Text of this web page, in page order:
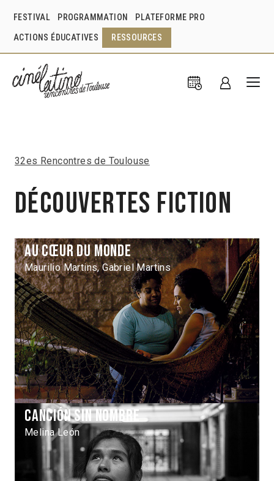
FESTIVAL PROGRAMMATION PLATEFORME PRO
ACTIONS ÉDUCATIVES RESSOURCES
32es Rencontres de Toulouse
Découvertes Fiction
Au cœur du monde
Maurilio Martins, Gabriel Martins
Canción sin nombre
Melina León